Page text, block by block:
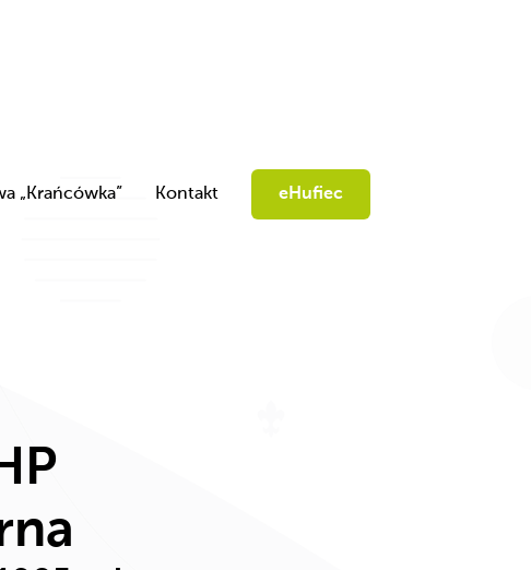
„Krańcówka” Kontakt eHufiec